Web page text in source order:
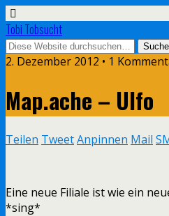
Tobi Tobsucht
2. Dezember 2012 • 1
Map.ache – Ulfo
Teilen TweetAnpinnen Mail
Eine neue Filiale ist wie ein
*sing*